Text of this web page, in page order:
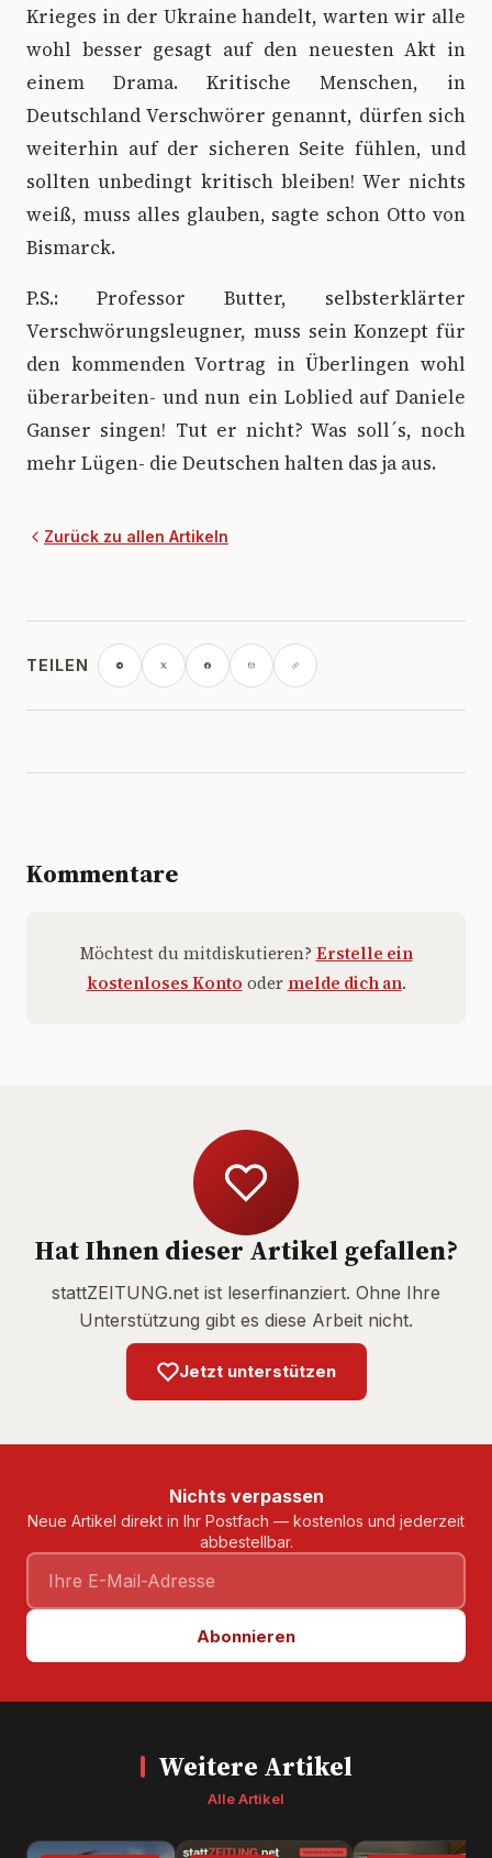
Krieges in der Ukraine handelt, warten wir alle
wohl besser gesagt auf den neuesten Akt in
einem Drama. Kritische Menschen, in
Deutschland Verschwörer genannt, dürfen sich
weiterhin auf der sicheren Seite fühlen, und
sollten unbedingt kritisch bleiben! Wer nichts
weiß, muss alles glauben, sagte schon Otto von
Bismarck.
P.S.: Professor Butter, selbsterklärter
Verschwörungsleugner, muss sein Konzept für
den kommenden Vortrag in Überlingen wohl
überarbeiten- und nun ein Loblied auf Daniele
Ganser singen! Tut er nicht? Was soll´s, noch
mehr Lügen- die Deutschen halten das ja aus.
Zurück zu allen Artikeln
TEILEN
Kommentare
Möchtest du mitdiskutieren? Erstelle ein
kostenloses Konto oder melde dich an.
Hat Ihnen dieser Artikel gefallen?
stattZEITUNG.net ist leserfinanziert. Ohne Ihre
Unterstützung gibt es diese Arbeit nicht.
Jetzt unterstützen
Nichts verpassen
Neue Artikel direkt in Ihr Postfach — kostenlos und jederzeit
abbestellbar.
Abonnieren
Weitere Artikel
Alle Artikel